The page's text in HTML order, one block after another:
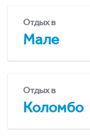
Отдых в
Мале
Отдых в
Коломбо